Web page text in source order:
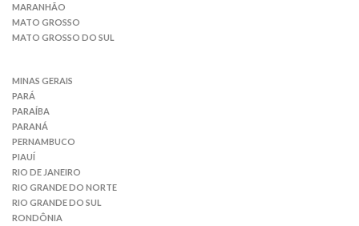
MARANHÃO
MATO GROSSO
MATO GROSSO DO SUL
MINAS GERAIS
PARÁ
PARAÍBA
PARANÁ
PERNAMBUCO
PIAUÍ
RIO DE JANEIRO
RIO GRANDE DO NORTE
RIO GRANDE DO SUL
RONDÔNIA